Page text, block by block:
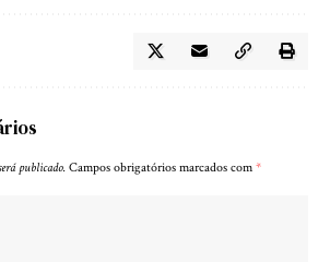
publicado. Campos obrigatórios marcados com *